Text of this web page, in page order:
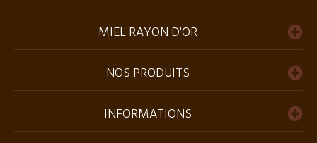
MIEL RAYON D'OR
NOS PRODUITS
INFORMATIONS